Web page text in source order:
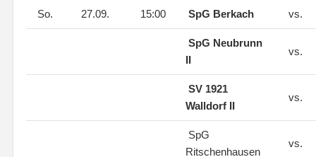
So. 27.09. 15:00 SpG Berkach vs.
SpG Neubrunn
II
vs.
SV 1921
Walldorf II
vs.
SpG
Ritschenhausen
vs.